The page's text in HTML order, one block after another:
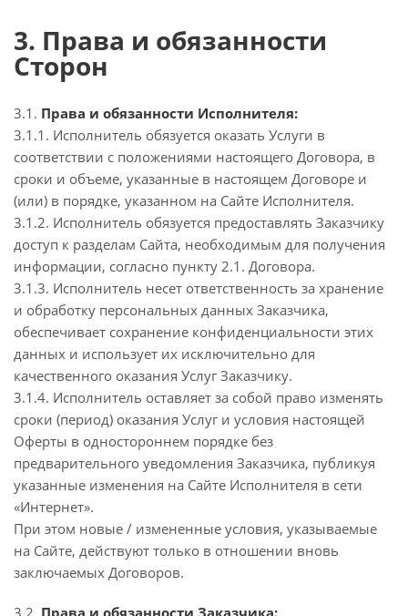
3. Права и обязанности
Сторон
3.1. Права и обязанности Исполнителя:
3.1.1. Исполнитель обязуется оказать Услуги в
соответствии с положениями настоящего Договора, в
сроки и объеме, указанные в настоящем Договоре и
(или) в порядке, указанном на Сайте Исполнителя.
3.1.2. Исполнитель обязуется предоставлять Заказчику
доступ к разделам Сайта, необходимым для получения
информации, согласно пункту 2.1. Договора.
3.1.3. Исполнитель несет ответственность за хранение
и обработку персональных данных Заказчика,
обеспечивает сохранение конфиденциальности этих
данных и использует их исключительно для
качественного оказания Услуг Заказчику.
3.1.4. Исполнитель оставляет за собой право изменять
сроки (период) оказания Услуг и условия настоящей
Оферты в одностороннем порядке без
предварительного уведомления Заказчика, публикуя
указанные изменения на Сайте Исполнителя в сети
«Интернет».
При этом новые / измененные условия, указываемые
на Сайте, действуют только в отношении вновь
заключаемых Договоров.
3.2. Права и обязанности Заказчика: